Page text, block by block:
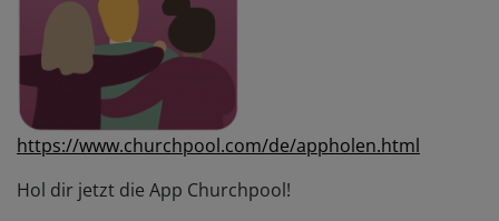
https://www.churchpool.com/de/appholen.html
Hol dir jetzt die App Churchpool!